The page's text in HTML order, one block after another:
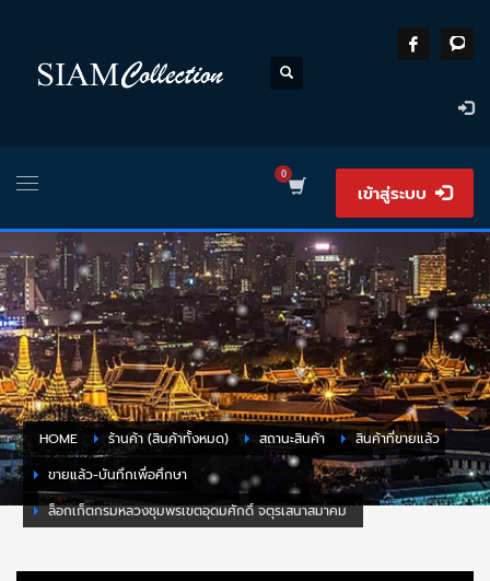
เข้าสู่ระบบ
HOME ร้านค้า (สินค้าทั้งหมด) สถานะสินค้า
สินค้าที่ขายแล้ว
ขายแล้ว-บันทึกเพื่อศึกษา
ล็อกเก็ตกรมหลวงชุมพรเขตอุดมศักดิ์ จตุรเสนาสมาคม